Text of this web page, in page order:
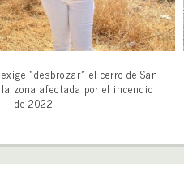
«desbrozar» el cerro de San
zona afectada por el incendio
de 2022